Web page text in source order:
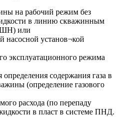
на рабочий режим без
в линию скважинным
или
насосной установ¬кой
эксплуатационного режима
определения содержания газа в
(определение газового
расхода (по перепаду
в пласт в системе ПНД.